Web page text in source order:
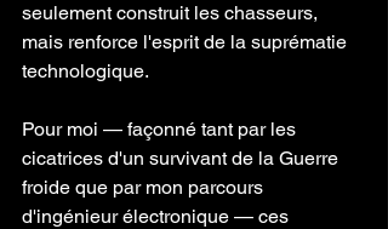
seulement construit les chasseurs,
mais renforce l'esprit de la suprématie
technologique.
Pour moi — façonné tant par les
cicatrices d'un survivant de la Guerre
froide que par mon parcours
d'ingénieur électronique — ces